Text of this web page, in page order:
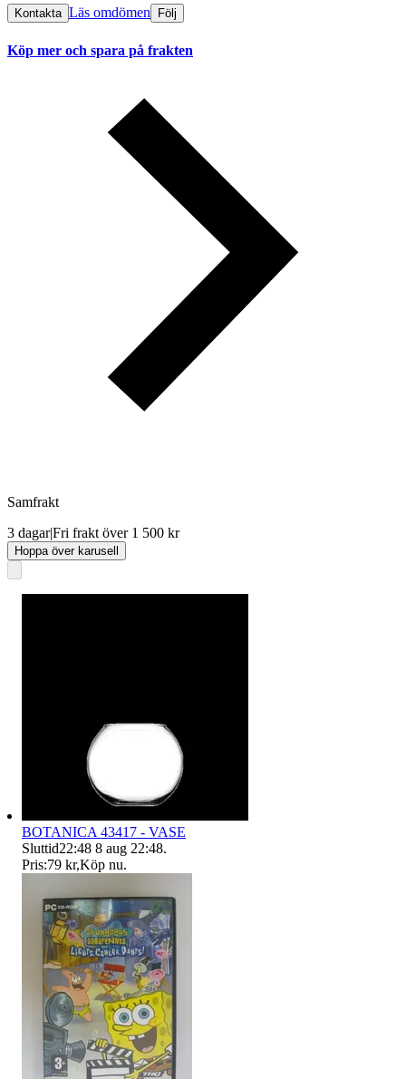
Kontakta Läs omdömen Följ
Köp mer och spara på frakten
Samfrakt
3 dagar|Fri frakt över 1 500 kr
Hoppa över karusell
BOTANICA 43417 - VASE
Sluttid22:48 8 aug 22:48.
Pris:79 kr,Köp nu.